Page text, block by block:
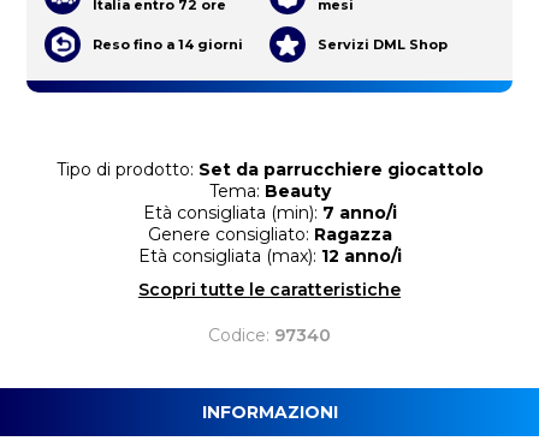
Tipo di prodotto: Set da parrucchiere giocattolo
Tema: Beauty
Età consigliata (min): 7 anno/i
Genere consigliato: Ragazza
Età consigliata (max): 12 anno/i
Scopri tutte le caratteristiche
Codice: 97340
Italia entro 72 ore
mesi
Reso fino a 14 giorni Servizi DML Shop
INFORMAZIONI